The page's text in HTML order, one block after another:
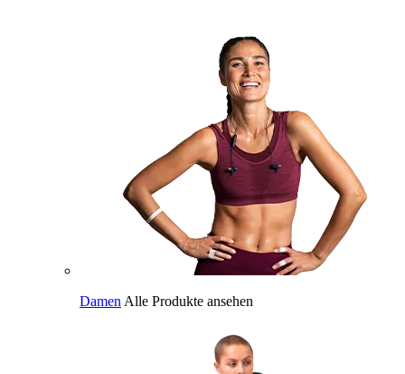
Damen Alle Produkte ansehen